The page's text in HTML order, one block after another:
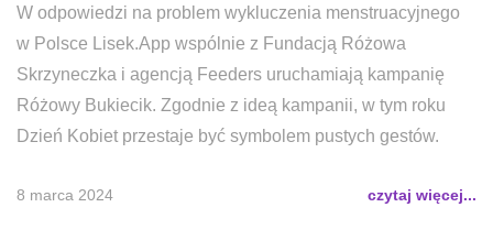
W odpowiedzi na problem wykluczenia menstruacyjnego
w Polsce Lisek.App wspólnie z Fundacją Różowa
Skrzyneczka i agencją Feeders uruchamiają kampanię
Różowy Bukiecik. Zgodnie z ideą kampanii, w tym roku
Dzień Kobiet przestaje być symbolem pustych gestów.
8 marca 2024 czytaj więcej...